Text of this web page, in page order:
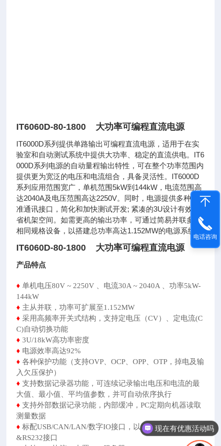
现在有优惠活动吗
IT6060D-80-1800 大功率可编程直流电源
IT6000D系列提供单路输出可编程直流电源，适用于在实
验室和自动测试系统中提供大功率、稳定的直流供电。IT6
000D系列电源的自动量程输出特性，可在整个功率范围内
提供更为宽泛的电压和电流组合，具备灵活性。IT6000D
系列应用范围宽广，单机范围5kW到144kW，电流范围高
达2040A及电压范围高达2250V。同时，电源提供多种标
准通讯接口，简化和加快测试开发; 紧凑的3U设计有效节
省机架空间。如需更高的输出功率，可通过简易并联多台
相同规格设备，以搭建总功率高达1.152MW的电源系统。
IT6060D-80-1800 大功率可编程直流电源
产品特点
♦单机电压80V ~ 2250V 、电流30A ~ 2040A 、功率5kW-
144kW
♦ 主从并联，功率可扩展至1.152MW
♦采用高频率开关式结构，支持定电压（CV）、定电流(C
C)自动切换功能
♦3U/18kW高功率密度
♦ 电源效率高达92%
♦各种保护功能（支持OVP、OCP、OPP、OTP，掉电及输
入欠压保护）
♦支持数据记录器功能，可连续记录输出电压和电流的最
大值、最小值、平均值参数，并可自动依序执行
♦支持外部数据记录功能，内部缓冲，PC定期向机器读取
测量数据
♦标配USB/CAN/LAN/数字IO接口，以及选配GPIB/模拟量
&RS232接口
电话咨询